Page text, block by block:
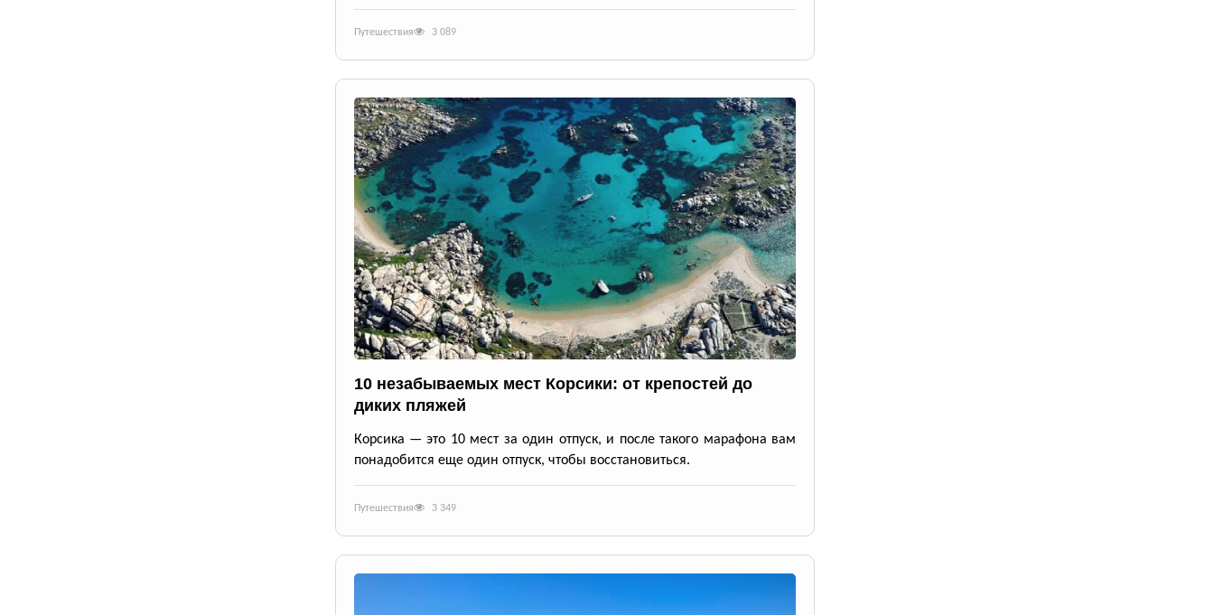
Путешествия 3 089
10 незабываемых мест Корсики: от крепостей до
диких пляжей
Корсика — это 10 мест за один отпуск, и после такого марафона вам
понадобится еще один отпуск, чтобы восстановиться.
Путешествия 3 349